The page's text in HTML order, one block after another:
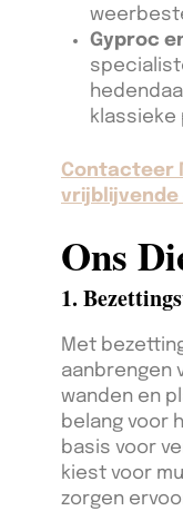
Gyproc
Contacteer
Ons
1.
Met
aanbrengen
wanden en
belang voor
basis voor
kiest voor
zorgen